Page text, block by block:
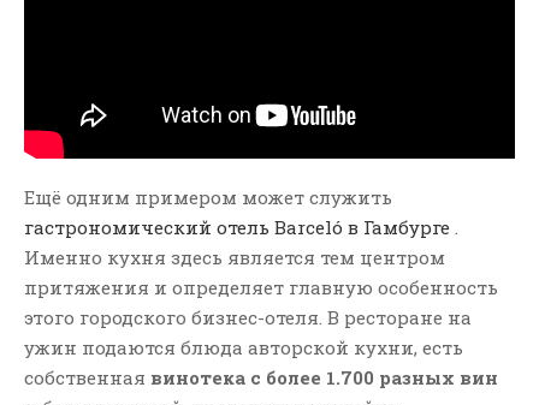
Ещё одним примером может служить
гастрономический отель Barceló в Гамбурге
Именно кухня здесь является тем центром
притяжения и определяет главную особенность
этого городского бизнес-отеля. В ресторане на
ужин подаются блюда авторской кухни, есть
собственная винотека с более 1.700 разных вин